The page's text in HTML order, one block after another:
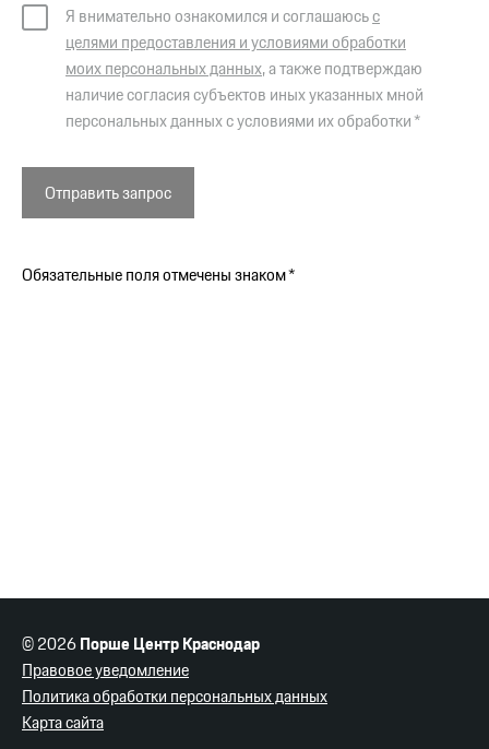
Я внимательно ознакомился и соглашаюсьс
целями предоставления и условиями обработки
моих персональных данных, а также подтверждаю
наличие согласия субъектов иных указанных мной
персональных данных с условиями их обработки *
Отправить запрос
Обязательные поля отмечены знаком *
© 2026Порше Центр Краснодар
Правовое уведомление
Политика обработки персональных данных
Карта сайта